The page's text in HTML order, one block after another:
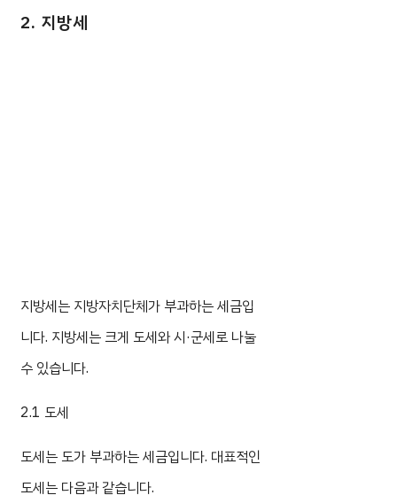
2. 지방세
지방세는 지방자치단체가 부과하는 세금입
니다. 지방세는 크게 도세와 시·군세로 나눌
수 있습니다.
2.1 도세
도세는 도가 부과하는 세금입니다. 대표적인
도세는 다음과 같습니다.